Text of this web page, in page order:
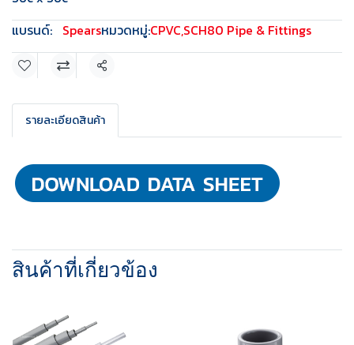
แบรนด์: Spearsหมวดหมู่:CPVC,SCH80 Pipe & Fittings
แชร์
รายละเอียดสินค้า
สินค้าที่เกี่ยวข้อง